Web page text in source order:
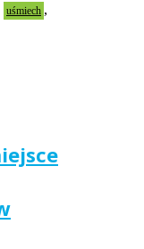
uśmiech ,